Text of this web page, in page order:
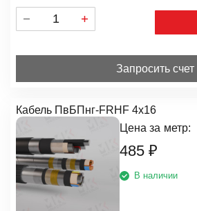
Запросить счет
Кабель ПвБПнг-FRHF 4х16
Цена за метр:
485 ₽
В наличии